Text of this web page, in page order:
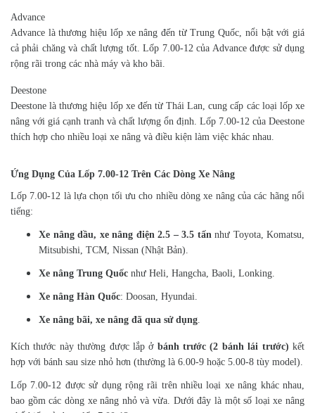
Advance
Advance là thương hiệu lốp xe nâng đến từ Trung Quốc, nổi bật với giá
cả phải chăng và chất lượng tốt. Lốp 7.00-12 của Advance được sử dụng
rộng rãi trong các nhà máy và kho bãi.
Deestone
Deestone là thương hiệu lốp xe đến từ Thái Lan, cung cấp các loại lốp xe
nâng với giá cạnh tranh và chất lượng ổn định. Lốp 7.00-12 của Deestone
thích hợp cho nhiều loại xe nâng và điều kiện làm việc khác nhau.
Ứng Dụng Của Lốp 7.00-12 Trên Các Dòng Xe Nâng
Lốp 7.00-12 là lựa chọn tối ưu cho nhiều dòng xe nâng của các hãng nổi
tiếng:
Xe nâng dầu, xe nâng điện 2.5 – 3.5 tấn như Toyota, Komatsu,
Mitsubishi, TCM, Nissan (Nhật Bản).
Xe nâng Trung Quốc như Heli, Hangcha, Baoli, Lonking.
Xe nâng Hàn Quốc: Doosan, Hyundai.
Xe nâng bãi, xe nâng đã qua sử dụng
Kích thước này thường được lắp ở bánh trước (2 bánh lái trước) kết
hợp với bánh sau size nhỏ hơn (thường là 6.00-9 hoặc 5.00-8 tùy model).
Lốp 7.00-12 được sử dụng rộng rãi trên nhiều loại xe nâng khác nhau,
bao gồm các dòng xe nâng nhỏ và vừa. Dưới đây là một số loại xe nâng